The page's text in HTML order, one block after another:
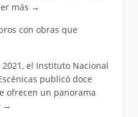
más →
con obras que
2021, el Instituto Nacional
publicó doce
ofrecen un panorama
→